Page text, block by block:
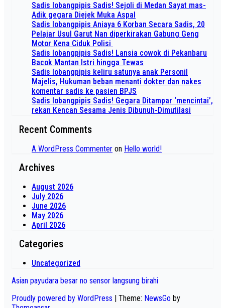
Sadis lobangpipis Sadis! Sejoli di Medan Sayat mas-
Adik gegara Diejek Muka Aspal
Sadis lobangpipis Aniaya 6 Korban Secara Sadis, 20
Pelajar Usul Garut Nan diperkirakan Gabung Geng
Motor Kena Ciduk Polisi
Sadis lobangpipis Sadis! Lansia cowok di Pekanbaru
Bacok Mantan Istri hingga Tewas
Sadis lobangpipis keliru satunya anak Personil
Majelis, Hukuman beban menanti dokter dan nakes
komentar sadis ke pasien BPJS
Sadis lobangpipis Sadis! Gegara Ditampar ‘mencintai’,
rekan Kencan Sesama Jenis Dibunuh-Dimutilasi
Recent Comments
A WordPress Commenter on Hello world!
Archives
August 2026
July 2026
June 2026
May 2026
April 2026
Categories
Uncategorized
Asian payudara besar no sensor langsung birahi
Proudly powered by WordPress | Theme: NewsGo by